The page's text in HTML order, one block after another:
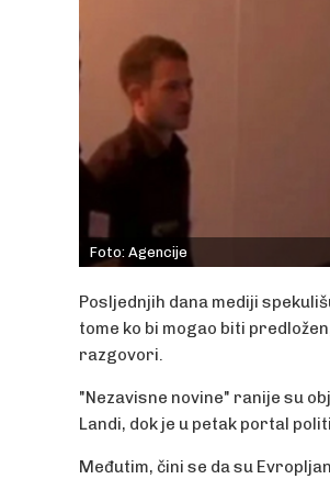
Foto: Agencije
Posljednjih dana mediji
tome ko bi mogao biti
razgovori.
"Nezavisne novine" ranije su
Landi, dok je u petak portal
Međutim, čini se da su